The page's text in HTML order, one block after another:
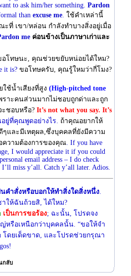
to ask him/her something. Pardon
than excuse me. ใช้คําเหล่านี้
ที่ เขา/หล่อน กําลังทําบางสิ่งอยู่เมื่อ
me ค่อนข้างเป็นภาษาเก่าและ
อโทษนะ, คุณช่วยขยับหน่อยได้ใหม?
it is? ขอโทษครับ, คุณรู้ใหมว่ากี่โมง?
ช้นํ้าเสียงที่สูง (High-pitched tone
ราะคนส่วนมากไม่ชอบถูกด่าและถูก
ะชอบหรือ? It’s not what you say. It’s
ยู่ที่คุณพูดอย่างไร. ถ้าคุณอยากให้
และมีเหตุผล,ซึ่งบุคคลที่ยังมีความ
ความต้องการของคุณ. If you have
I would appreciate it if you could
email address – I do check
miss y’all. Catch y’all later. Adios.
นคําสั่งหรือบอกให้ทําสิ่งใดสิ่งหนึ่ง.
ให้ฉันถ้วยสิ, ได้ใหม?
เป็นการขอร้อง; ฉะนั้น, โปรดจง
หรือเหนือกว่าบุคคลนั้น. “ขอให้จํา
โดยเด็ดขาด, และโปรดช่วยกรุณา
กลับ